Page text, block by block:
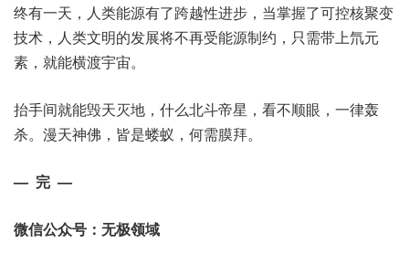
终有一天，人类能源有了跨越性进步，当掌握了可控核聚变
技术，人类文明的发展将不再受能源制约，只需带上氘元
素，就能横渡宇宙。
抬手间就能毁天灭地，什么北斗帝星，看不顺眼，一律轰
杀。漫天神佛，皆是蝼蚁，何需膜拜。
— 完 —
微信公众号：无极领域